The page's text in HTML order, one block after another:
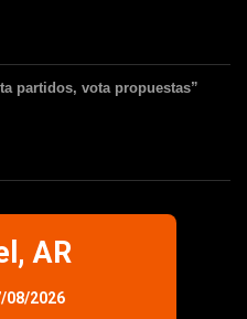
partidos, vota propuestas”
AR
08/2026